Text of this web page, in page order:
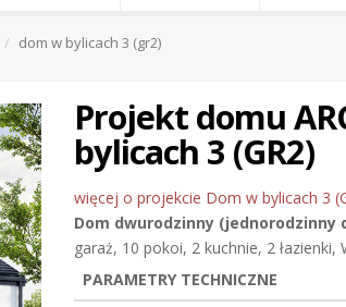
dom w bylicach 3 (gr2)
Projekt domu
bylicach 3 (GR2)
więcej o projekcie Dom w bylicach 3
Dom dwurodzinny (jednorodzinny
garaż, 10 pokoi, 2 kuchnie, 2 łazienki,
PARAMETRY TECHNICZNE